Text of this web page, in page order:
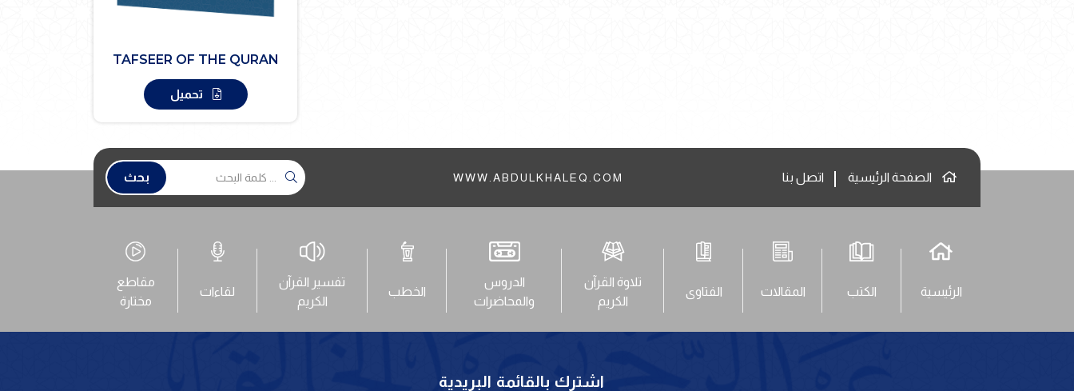
TAFSEER OF THE QURAN
تحميل
الصفحة الرئيسية اتصل بنا WWW.ABDULKHALEQ.COM بحث
الرئيسية الكتب المقالات الفتاوى
تلاوة القرآن
الكريم
الدروس
والمحاضرات
الخطب
تفسير القرآن
الكريم
لقاءات
مقاطع
مختارة
اشترك بالقائمة البريدية